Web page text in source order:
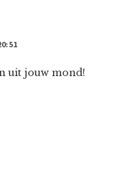
uit jouw mond!